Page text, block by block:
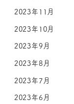
2023年11月
2023年10月
2023年9月
2023年8月
2023年7月
2023年6月